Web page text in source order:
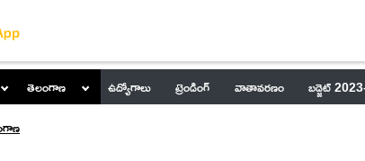
తెలంగాణ ఉద్యోగాలు ట్రెండింగ్ వాతావరణం బడ్జెట్